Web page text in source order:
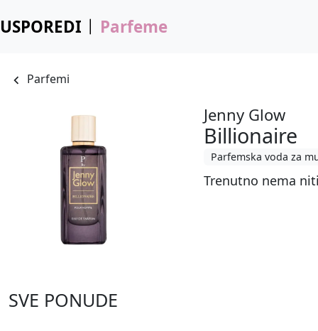
USPOREDI Parfeme
Parfemi
Jenny Glow
Billionaire
Parfemska voda za
Trenutno nema
SVE PONUDE